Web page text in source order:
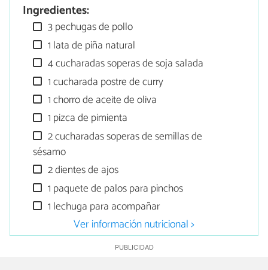
Ingredientes:
3 pechugas de pollo
1 lata de piña natural
4 cucharadas soperas de soja salada
1 cucharada postre de curry
1 chorro de aceite de oliva
1 pizca de pimienta
2 cucharadas soperas de semillas de
sésamo
2 dientes de ajos
1 paquete de palos para pinchos
1 lechuga para acompañar
Ver información nutricional >